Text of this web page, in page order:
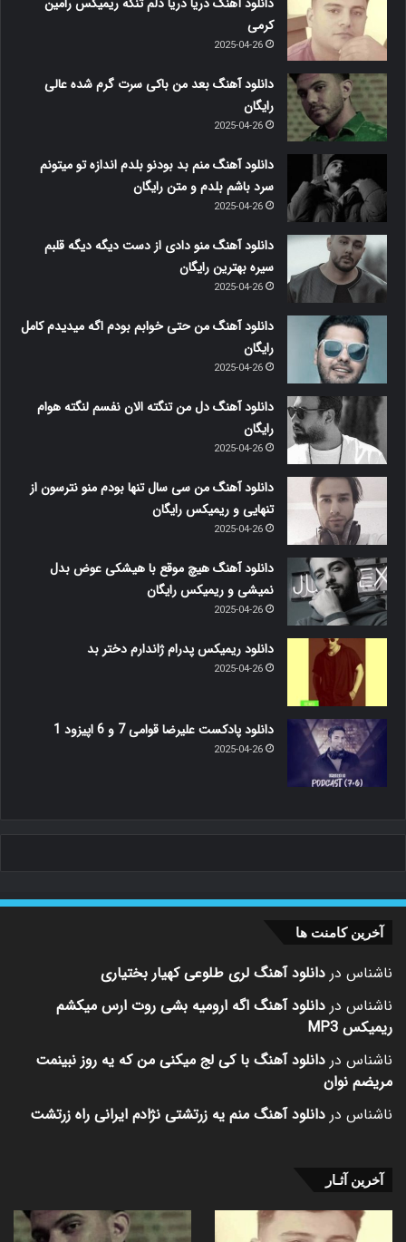
کرمی
2025-04-26
دانلود آهنگ بعد من باکی سرت گرم شده عالی
رایگان
2025-04-26
دانلود آهنگ منم بد بودنو بلدم اندازه تو میتونم
سرد باشم بلدم و متن رایگان
2025-04-26
دانلود آهنگ منو دادی از دست دیگه دیگه قلبم
سیره بهترین رایگان
2025-04-26
دانلود آهنگ من حتی خوابم بودم اگه میدیدم کامل
رایگان
2025-04-26
دانلود آهنگ دل من تنگته الان نفسم لنگته هوام
رایگان
2025-04-26
دانلود آهنگ من سی سال تنها بودم منو نترسون از
تنهایی و ریمیکس رایگان
2025-04-26
دانلود آهنگ هیچ موقع با هیشکی عوض بدل
نمیشی و ریمیکس رایگان
2025-04-26
دانلود ریمیکس پدرام ژاندارم دختر بد
2025-04-26
دانلود پادکست علیرضا قوامی 7 و 6 اپیزود 1
2025-04-26
آخرین کامنت ها
ناشناس در دانلود آهنگ لری طلوعی کهیار بختیاری
ناشناس در دانلود آهنگ اگه ارومیه بشی روت ارس میکشم
ریمیکس MP3
ناشناس در دانلود آهنگ با کی لج میکنی من که یه روز نبینمت
مریضم نوان
ناشناس در دانلود آهنگ منم یه زرتشتی نژادم ایرانی راه زرتشت
آخرین آثـار